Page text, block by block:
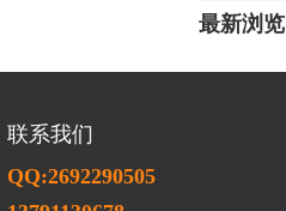
最新浏览
联系我们
QQ:2692290505